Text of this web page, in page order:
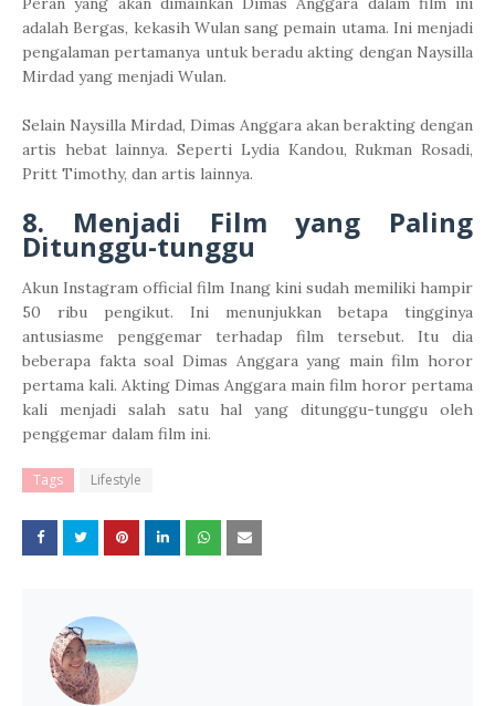
adalah Bergas, kekasih Wulan sang pemain utama. Ini menjadi
pengalaman pertamanya untuk beradu akting dengan Naysilla
Mirdad yang menjadi Wulan.
Selain Naysilla Mirdad, Dimas Anggara akan berakting dengan
artis hebat lainnya. Seperti Lydia Kandou, Rukman Rosadi,
Pritt Timothy, dan artis lainnya.
8. Menjadi Film yang Paling
Ditunggu-tunggu
Akun Instagram official film Inang kini sudah memiliki hampir
50 ribu pengikut. Ini menunjukkan betapa tingginya
antusiasme penggemar terhadap film tersebut. Itu dia
beberapa fakta soal Dimas Anggara yang main film horor
pertama kali. Akting Dimas Anggara main film horor pertama
kali menjadi salah satu hal yang ditunggu-tunggu oleh
penggemar dalam film ini.
Tags Lifestyle